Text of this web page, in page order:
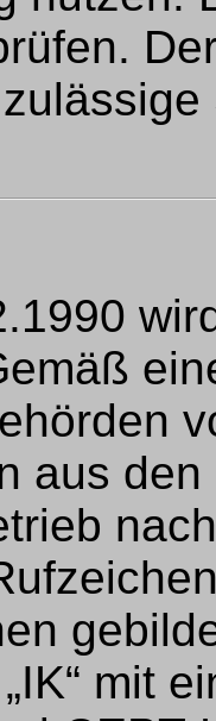
aus
mit